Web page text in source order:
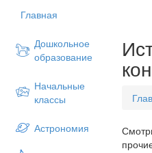
Главная
Дошкольное
образование
Начальные
классы
Астрономия